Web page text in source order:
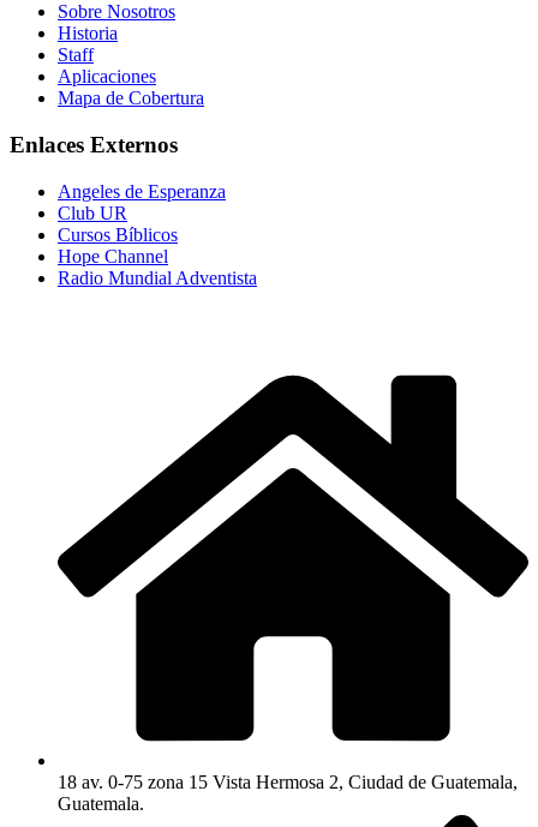
Sobre Nosotros
Historia
Staff
Aplicaciones
Mapa de Cobertura
Enlaces Externos
Angeles de Esperanza
Club UR
Cursos Bíblicos
Hope Channel
Radio Mundial Adventista
18 av. 0-75 zona 15 Vista Hermosa 2, Ciudad de Guatemala,
Guatemala.